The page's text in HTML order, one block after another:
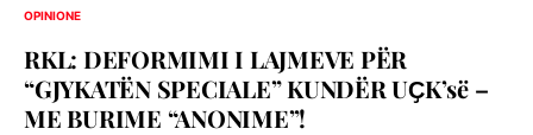
OPINIONE
RKL: DEFORMIMI I LAJMEVE PËR
“GJYKATËN SPECIALE” KUNDËR UҪK’së –
ME BURIME “ANONIME”!